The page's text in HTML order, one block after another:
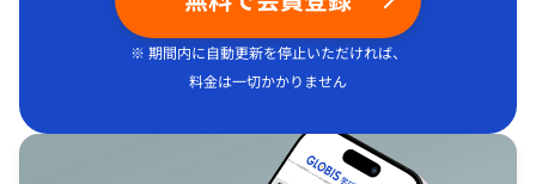
※ 期間内に自動更新を停止いただければ、
料金は一切かかりません